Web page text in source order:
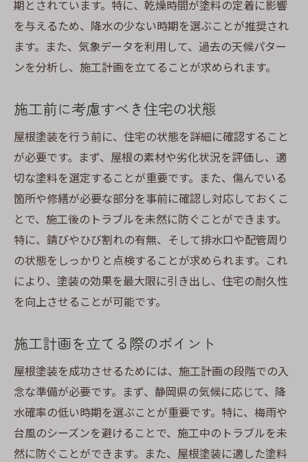
期とされています。特に、乾燥時間が塗料の定着に影響
を与えるため、降水の少ない時期を選ぶことが推奨され
ます。また、気象データを利用して、過去の天候パター
ンを分析し、施工計画を立てることが求められます。
施工前に考慮すべき住宅の状態
屋根塗装を行う前に、住宅の状態を詳細に確認すること
が必要です。まず、屋根の素材や劣化状況を評価し、適
切な塗料を選定することが重要です。また、傷んでいる
箇所や修繕が必要な部分を事前に確認し対応しておくこ
とで、施工後のトラブルを未然に防ぐことができます。
特に、錆びやひび割れの有無、そして排水口や配管周り
の状態をしっかりと点検することが求められます。これ
により、塗装の効果を最大限に引き出し、住宅の耐久性
を向上させることが可能です。
施工計画を立てる際のポイント
屋根塗装を成功させるためには、施工計画の段階での入
念な準備が必要です。まず、静岡県の気候に応じて、降
水確率の低い時期を選ぶことが重要です。特に、梅雨や
台風のシーズンを避けることで、施工中のトラブルを未
然に防ぐことができます。また、屋根塗装に適した塗料